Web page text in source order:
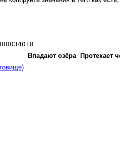
Впадают озёра
Протекает